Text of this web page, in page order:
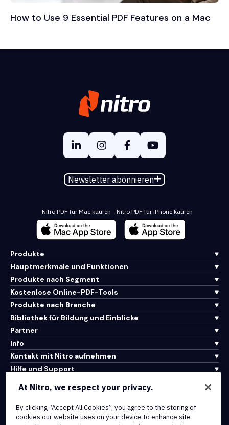
How to Use 9 Essential PDF Features on a Mac
Newsletter abonnieren
Nitro PDF für Mac kaufen Nitro PDF für iPhone kaufen
Produkte
Hauptmerkmale und Funktionen
Produkte nach Segment
Kostenlose Online-PDF-Tools
Produkte nach Branche
Bibliothek für Bildung und Einblicke
Partner
Info
Kontakt mit Nitro aufnehmen
Hilfe und Support
Nutzungsbedingungen
Cookie-Richtlinie
At Nitro, we respect your privacy.
By clicking “Accept All Cookies”, you agree to the storing of
cookies our website uses on your device to enhance site